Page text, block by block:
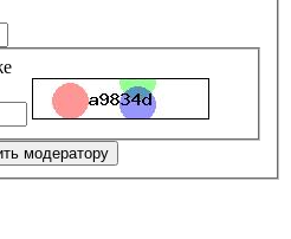
модератору